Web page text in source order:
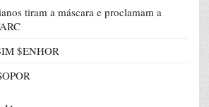
tiram a máscara e proclamam a
$ENHOR